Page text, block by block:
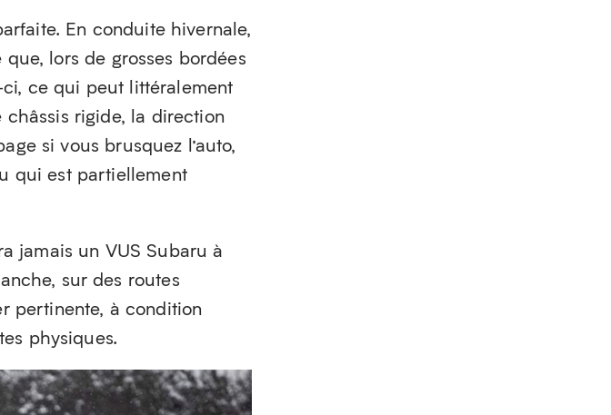
En conduite hivernale,
lors de grosses bordées
ce qui peut littéralement
rigide, la direction
si vous brusquez l’auto,
qui est partiellement
jamais un VUS Subaru à
sur des routes
pertinente, à condition
physiques.